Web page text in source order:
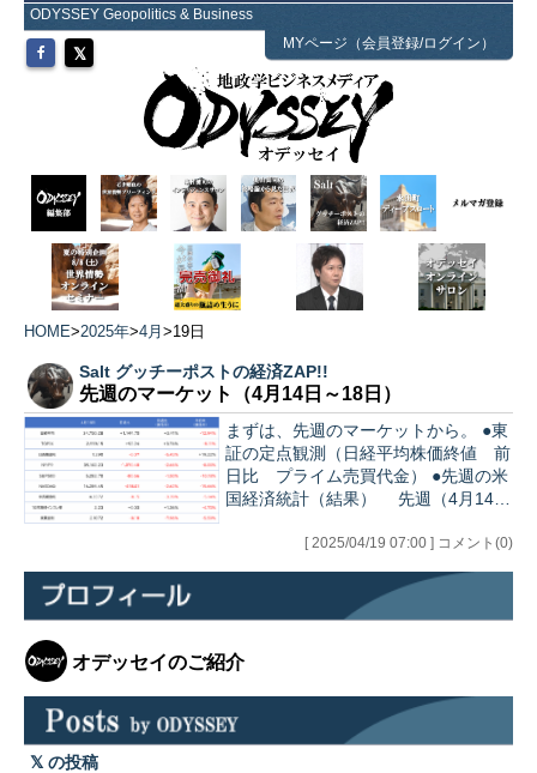
ODYSSEY Geopolitics & Business
MYページ（会員登録/ログイン）
HOME>2025年>4月 >19日
Salt グッチーポストの経済ZAP!!
先週のマーケット（4月14日～18日）
まずは、先週のマーケットから。 ●東
証の定点観測（日経平均株価終値 前
日比 プライム売買代金） ●先週の米
国経済統計（結果） 先週（4月14日
[ 2025/04/19 07:00 ] コメント(0)
オデッセイのご紹介
の投稿